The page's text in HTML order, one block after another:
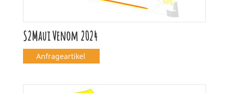
S2Maui Venom 2024
Anfrageartikel